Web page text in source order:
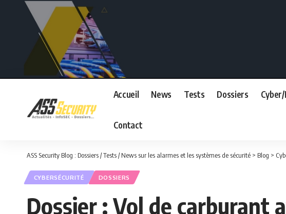
Accueil News Tests Dossiers
Contact
ASS Security Blog : Dossiers / Tests / News sur les alarmes et les systèmes de sécurité > Blog >
CYBERSÉCURITÉ DOSSIERS
Dossier : Vol de carburant